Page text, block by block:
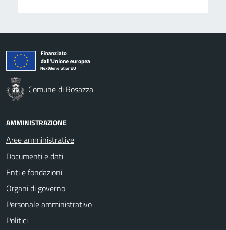
Comune di Rosazza
AMMINISTRAZIONE
Aree amministrative
Documenti e dati
Enti e fondazioni
Organi di governo
Personale amministrativo
Politici